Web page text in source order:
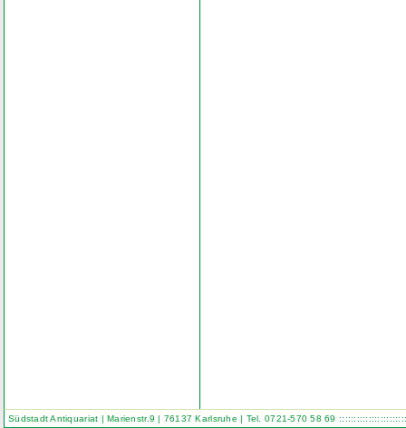
Südstadt Antiquariat | Marienstr.9 | 76137 Karlsruhe | Tel. 0721-570 58 69